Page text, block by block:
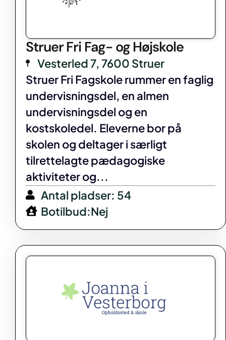
Struer Fri Fag- og Højskole
Vesterled 7, 7600 Struer
Struer Fri Fagskole rummer en faglig
undervisningsdel, en almen
undervisningsdel og en
kostskoledel. Eleverne bor på
skolen og deltager i særligt
tilrettelagte pædagogiske
aktiviteter og...
Antal pladser: 54
Botilbud:Nej